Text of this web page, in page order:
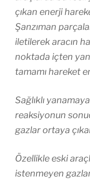
çıkan enerji
Şanzıman
iletilerek aracın
noktada içten
tamamı hareket
Sağlıklı
reaksiyonun
gazlar ortaya
Özellikle eski
istenmeyen